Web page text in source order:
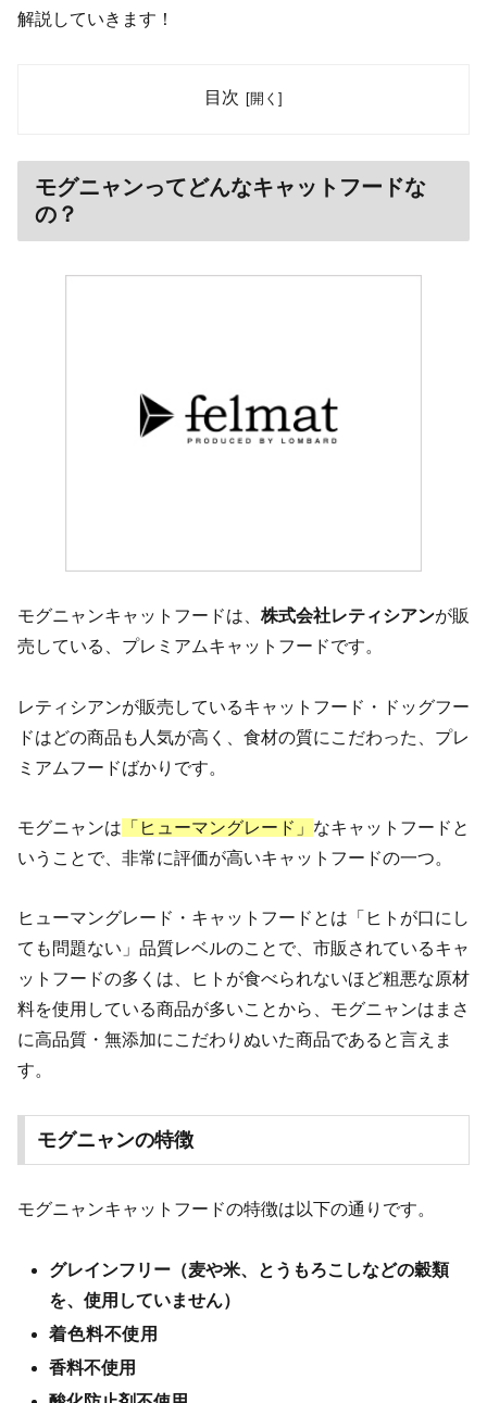
解説していきます！
目次
モグニャンってどんなキャットフードな
の？
モグニャンキャットフードは、 株式会社レティシアンが販
売している、プレミアムキャットフードです。
レティシアンが販売しているキャットフード・ドッグフー
ドはどの商品も人気が高く、食材の質にこだわった、プレ
ミアムフードばかりです。
モグニャンは 「ヒューマングレード」 なキャットフードと
いうことで、非常に評価が高いキャットフードの一つ。
ヒューマングレード・キャットフードとは「ヒトが口にし
ても問題ない」品質レベルのことで、市販されているキャ
ットフードの多くは、ヒトが食べられないほど粗悪な原材
料を使用している商品が多いことから、モグニャンはまさ
に高品質・無添加にこだわりぬいた商品であると言えま
す。
モグニャンの特徴
モグニャンキャットフードの特徴は以下の通りです。
グレインフリー（麦や米、とうもろこしなどの穀類
を、使用していません）
着色料不使用
香料不使用